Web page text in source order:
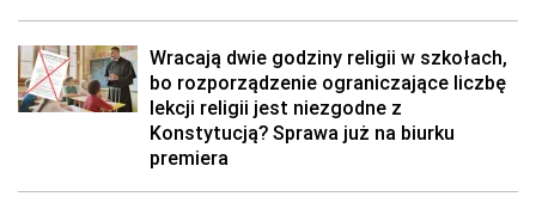
Wracają dwie godziny religii w szkołach,
bo rozporządzenie ograniczające liczbę
lekcji religii jest niezgodne z
Konstytucją? Sprawa już na biurku
premiera